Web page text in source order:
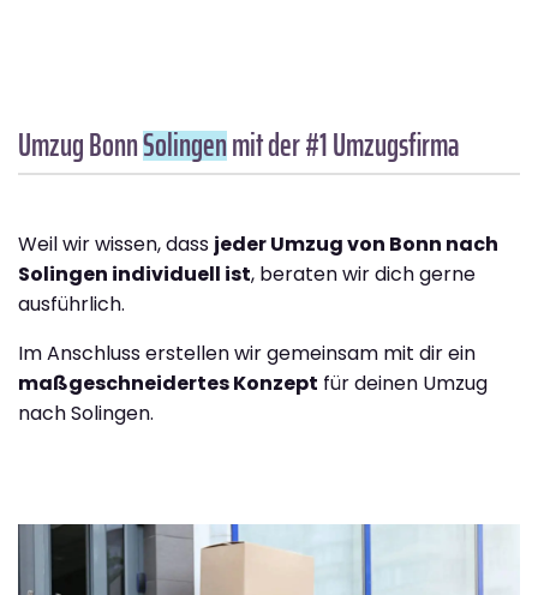
Umzug BonnSolingenmit der #1 Umzugsfirma
Weil wir wissen, dass jeder Umzug von Bonn nach
Solingen individuell ist, beraten wir dich gerne
ausführlich.
Im Anschluss erstellen wir gemeinsam mit dir ein
maßgeschneidertes Konzept für deinen Umzug
nach Solingen.